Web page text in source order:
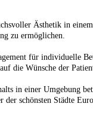
Ästhetik in
zu ermöglichen.
für individuelle
die Wünsche der
in einer Umgebung
schönsten Städte